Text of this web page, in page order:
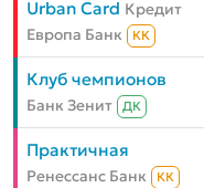
Urban Card Кредит
Европа Банк
КК
Клуб чемпионов
Банк Зенит ДК
Практичная
Ренессанс Банк
КК